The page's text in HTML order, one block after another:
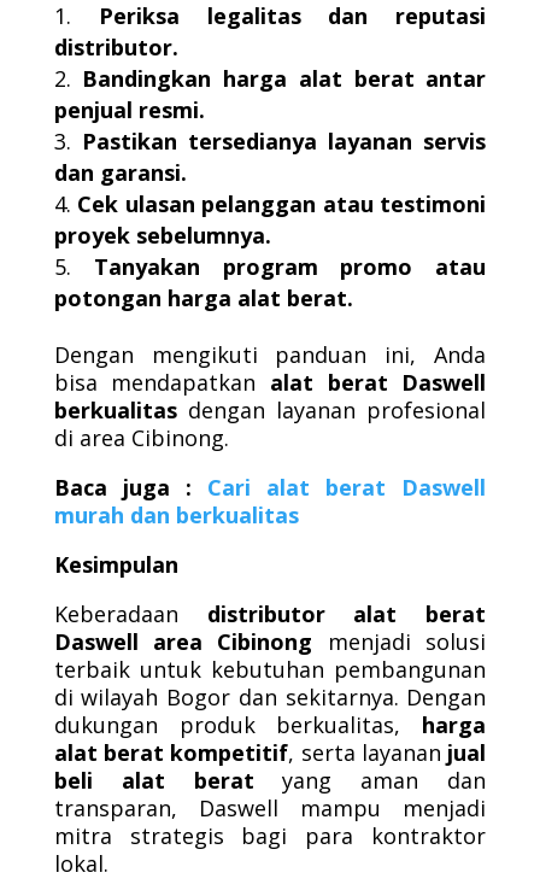
Periksa legalitas dan reputasi
distributor.
Bandingkan harga alat berat antar
penjual resmi.
Pastikan tersedianya layanan servis
dan garansi.
Cek ulasan pelanggan atau testimoni
proyek sebelumnya.
Tanyakan program promo atau
potongan harga alat berat.
Dengan mengikuti panduan ini, Anda
bisa mendapatkan alat berat Daswell
berkualitasdengan layanan profesional
di area Cibinong.
Baca juga : Cari alat berat Daswell
murah dan berkualitas
Kesimpulan
Keberadaan distributor alat berat
Daswell area Cibinong menjadi solusi
terbaik untuk kebutuhan pembangunan
di wilayah Bogor dan sekitarnya. Dengan
dukungan produk berkualitas, harga
alat berat kompetitif, serta layanan jual
beli alat berat yang aman dan
transparan, Daswell mampu menjadi
mitra strategis bagi para kontraktor
lokal.